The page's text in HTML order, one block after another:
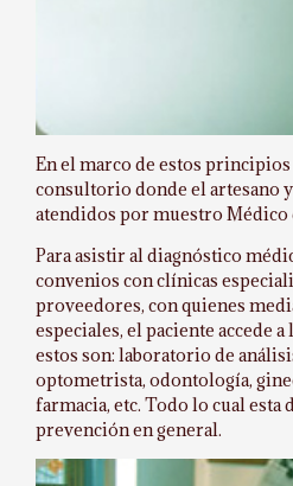
En el marco de estos
consultorio donde el artesano
atendidos por muestro Médico
Para asistir al diagnóstico
convenios con clínicas
proveedores, con quienes
especiales, el paciente accede
estos son: laboratorio de
optometrista, odontología,
farmacia, etc. Todo lo cual
prevención en general.